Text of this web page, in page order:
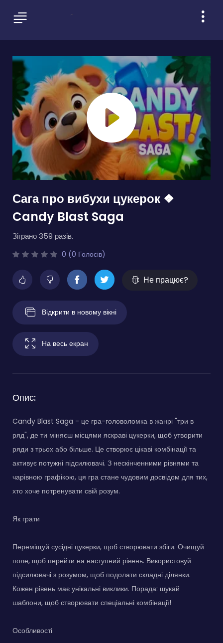
Сага про вибухи цукерок ❖
Candy Blast Saga
Зіграно 359 разів.
0 (0 Голосів)
Не працює?
Відкрити в новому вікні
На весь екран
Опис:
Candy Blast Saga - це гра-головоломка в жанрі "три в
ряд", де ти міняєш місцями яскраві цукерки, щоб утворити
ряди з трьох або більше. Це створює цікаві комбінації та
активує потужні підсилювачі. З нескінченними рівнями та
чарівною графікою, ця гра стане чудовим досвідом для тих,
хто хоче потренувати свій розум.
Як грати
Переміщуй сусідні цукерки, щоб створювати збіги. Очищуй
поле, щоб перейти на наступний рівень. Використовуй
підсилювачі з розумом, щоб подолати складні ділянки.
Кожен рівень має унікальні виклики. Порада: шукай
шаблони, щоб створювати спеціальні комбінації!
Особливості